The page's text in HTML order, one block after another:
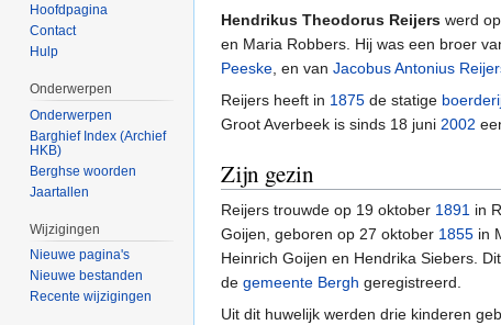
Hendrikus Theodorus Reijers werd
en Maria Robbers. Hij was een broer
Peeske, en van Jacobus Antonius
Reijers heeft in 1875 de statige
Groot Averbeek is sinds 18 juni 2002
Zijn gezin
Reijers trouwde op 19 oktober 1891 in
Goijen, geboren op 27 oktober 1855 in
Heinrich Goijen en Hendrika Siebers.
de gemeente Bergh geregistreerd.
Uit dit huwelijk werden drie kinderen
Hoofdpagina
Contact
Hulp
Onderwerpen
Onderwerpen
Barghief Index (Archief
HKB)
Berghse woorden
Jaartallen
Wijzigingen
Nieuwe pagina's
Nieuwe bestanden
Recente wijzigingen